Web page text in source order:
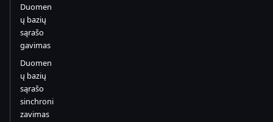
Duomen
ų bazių
sąrašo
gavimas
Duomen
ų bazių
sąrašo
sinchroni
zavimas